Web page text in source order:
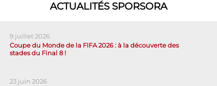
ACTUALITÉS SPORSORA
9 juillet 2026
Coupe du Monde de la FIFA 2026 : à la découverte des
stades du Final 8 !
23 juin 2026